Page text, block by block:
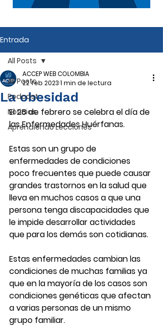
Entrada
All Posts
Podcast
Noticias
Aprendiendo Lecciones
All Posts
La obesidad
ACCEP WEB COLOMBIA
22 feb 20231 min de lectura
El 28 de febrero se celebra el día de
las Enfermedades Huérfanas.
Estas son un grupo de
enfermedades de condiciones
poco frecuentes que puede causar
grandes trastornos en la salud que
lleva en muchos casos a que una
persona tenga discapacidades que
le impide desarrollar actividades
que para los demás son cotidianas.
Estas enfermedades cambian las
condiciones de muchas familias ya
que en la mayoría de los casos son
condiciones genéticas que afectan
a varias personas de un mismo
grupo familiar.